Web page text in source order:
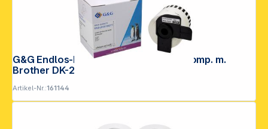
G&G Endlos-Et. 62mm x 30,48m sw- komp. m.
Brother DK-22205
Artikel-Nr.:161144